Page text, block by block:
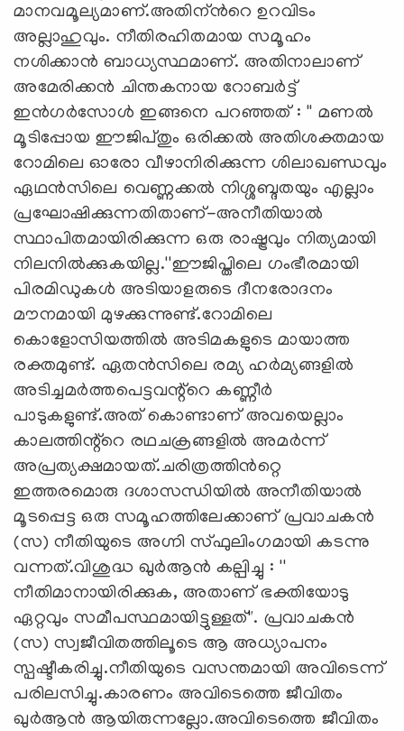
മാനവമൂല്യമാണ്.അതിന്ൻറെ ഉറവിടം
അല്ലാഹുവും. നീതിരഹിതമായ സമൂഹം
നശിക്കാൻ ബാധ്യസ്ഥമാണ്. അതിനാലാണ്
അമേരിക്കൻ ചിന്തകനായ റോബർട്ട്
ഇൻഗർസോൾ ഇങ്ങനെ പറഞ്ഞത് : '' മണൽ
മൂടിപ്പോയ ഈജിപ്തും ഒരിക്കൽ അതിശക്തമായ
റോമിലെ ഓരോ വീഴാനിരിക്കുന്ന ശിലാഖണ്ഡവും
ഏഥൻസിലെ വെണ്ണക്കൽ നിശ്ശബ്ദതയും എല്ലാം
പ്രഘോഷിക്കുന്നതിതാണ്-അനീതിയാൽ
സ്ഥാപിതമായിരിക്കുന്ന ഒരു രാഷ്ട്രവും നിത്യമായി
നിലനിൽക്കുകയില്ല.''ഈജിപ്തിലെ ഗംഭീരമായി
പിരമിഡുകൾ അടിയാളരുടെ ദീനരോദനം
മൗനമായി മുഴക്കുന്നുണ്ട്.റോമിലെ
കൊളോസിയത്തിൽ അടിമകളുടെ മായാത്ത
രക്തമുണ്ട്. ഏതൻസിലെ രമ്യ ഹർമ്യങ്ങളിൽ
അടിച്ചമർത്തപെട്ടവന്റ്റെ കണ്ണീർ
പാടുകളുണ്ട്.അത് കൊണ്ടാണ് അവയെല്ലാം
കാലത്തിന്റ്റെ രഥചക്രങ്ങളിൽ അമർന്ന്
അപ്രത്യക്ഷമായത്.ചരിത്രത്തിൻറ്റെ
ഇത്തരമൊരു ദശാസന്ധിയിൽ അനീതിയാൽ
മൂടപ്പെട്ട ഒരു സമൂഹത്തിലേക്കാണ് പ്രവാചകൻ
(സ) നീതിയുടെ അഗ്നി സ്ഫുലിംഗമായി കടന്നു
വന്നത്.വിശുദ്ധ ഖുർആൻ കല്പിച്ചു : ''
നീതിമാനായിരിക്കുക, അതാണ് ഭക്തിയോടു
ഏറ്റവും സമീപസ്ഥമായിട്ടുള്ളത്". പ്രവാചകൻ
(സ) സ്വജീവിതത്തിലൂടെ ആ അധ്യാപനം
സ്പഷ്ടീകരിച്ചു.നീതിയുടെ വസന്തമായി അവിടെന്ന്
പരിലസിച്ചു.കാരണം അവിടെത്തെ ജീവിതം
ഖുർആൻ ആയിരുന്നല്ലോ.അവിടെത്തെ ജീവിതം